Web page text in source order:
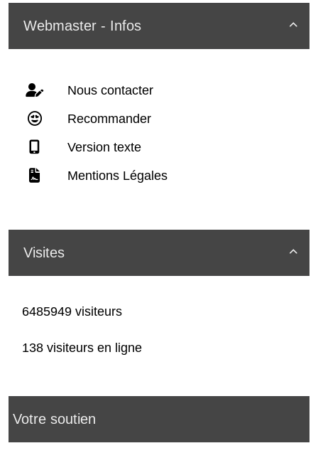

Webmaster - Infos
Nous contacter
Recommander
Version texte
Mentions Légales

Visites
6485949 visiteurs
138 visiteurs en ligne
Votre soutien